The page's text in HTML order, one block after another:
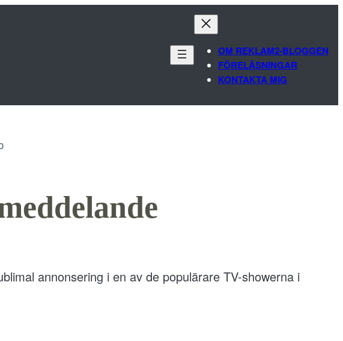
OM REKLAM2-BLOGGEN
FÖRELÄSNINGAR
KONTAKTA MIG
annonsering i en av de populärare TV-showerna i